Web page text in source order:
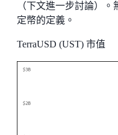
（下文進一步討論）
定幣的定義。
TerraUSD (UST) 市值